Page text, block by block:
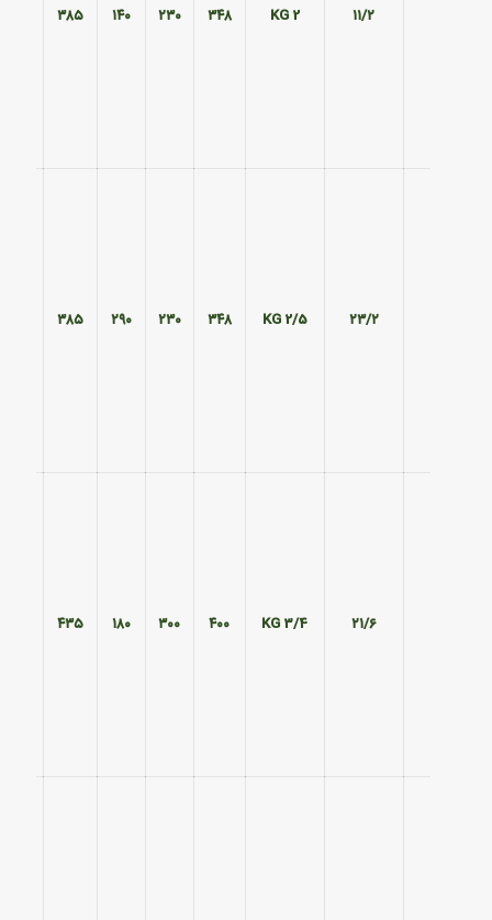
۱۱/۲ 2 KG ۳۴۸ ۲۳۰ ۱۴۰ ۳۸۵
۲۳/۲ 2/5 KG ۳۴۸ ۲۳۰ ۲۹۰ ۳۸۵
۲۱/۶ 3/4 KG ۴۰۰ ۳۰۰ ۱۸۰ ۴۳۵